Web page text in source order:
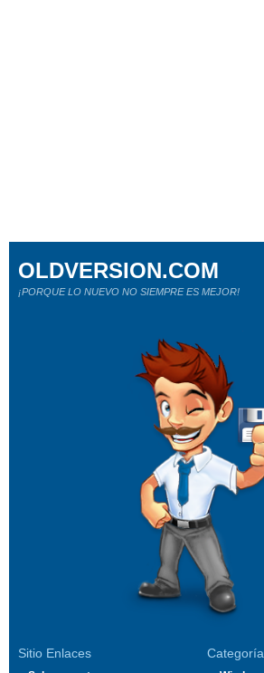
Sitio Enlaces Categoría
OLDVERSION.COM
¡PORQUE LO NUEVO NO SIEMPRE ES MEJOR!